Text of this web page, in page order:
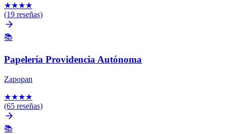
★★★★
(19 reseñas)
📚
Papelería Providencia Autónoma
Zapopan
★★★★
(65 reseñas)
📚